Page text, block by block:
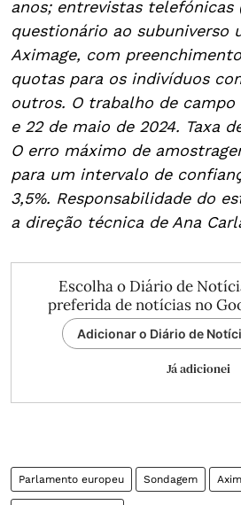
anos; entrevistas telefónicas
questionário ao subuniverso
Aximage, com
quotas para os indivíduos
outros. O trabalho de campo
e 22 de maio de 2024. Taxa
O erro máximo de
para um intervalo de
3,5%. Responsabilidade do
a direção técnica de Ana
Escolha o Diário de
preferida de notícias no
Adicionar o Diário de
Já adicionei
Parlamento europeu Sondagem